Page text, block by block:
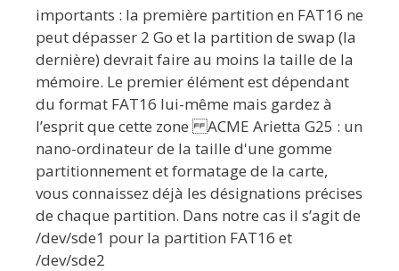
importants : la première partition en FAT16 ne
peut dépasser 2 Go et la partition de swap (la
dernière) devrait faire au moins la taille de la
mémoire. Le premier élément est dépendant
du format FAT16 lui-même mais gardez à
l’esprit que cette zone ACME Arietta G25 : un
nano-ordinateur de la taille d'une gomme
partitionnement et formatage de la carte,
vous connaissez déjà les désignations précises
de chaque partition. Dans notre cas il s’agit de
/dev/sde1 pour la partition FAT16 et
/dev/sde2